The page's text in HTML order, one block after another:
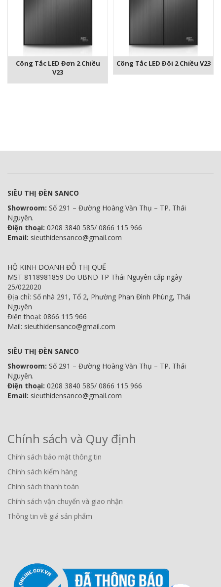
Công Tắc LED Đơn 2 Chiều
V23
Công Tắc LED Đôi 2 Chiều V23
SIÊU THỊ ĐÈN SANCO
Showroom: Số 291 – Đường Hoàng Văn Thụ – TP. Thái
Nguyên.
Điện thoại: 0208 3840 585/ 0866 115 966
Email: sieuthidensanco@gmail.com
HỘ KINH DOANH ĐỖ THỊ QUẾ
MST 8118981859 Do UBND TP Thái Nguyên cấp ngày
25/022020
Địa chỉ: Số nhà 291, Tổ 2, Phường Phan Đình Phùng, Thái
Nguyên
Điện thoại: 0866 115 966
Mail: sieuthidensanco@gmail.com
SIÊU THỊ ĐÈN SANCO
Showroom: Số 291 – Đường Hoàng Văn Thụ – TP. Thái
Nguyên.
Điện thoại: 0208 3840 585/ 0866 115 966
Email: sieuthidensanco@gmail.com
Chính sách và Quy định
Chính sách bảo mật thông tin
Chính sách kiểm hàng
Chính sách thanh toán
Chính sách vận chuyển và giao nhận
Thông tin về giá sản phẩm